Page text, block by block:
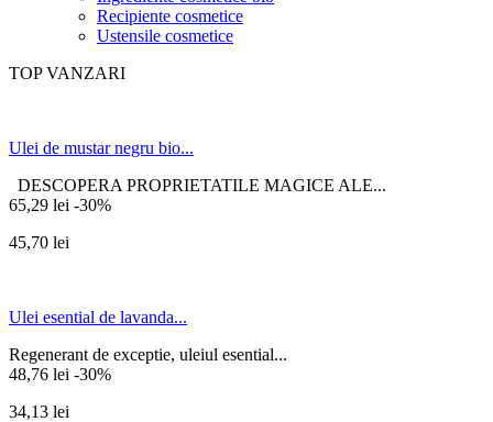
Recipiente cosmetice
Ustensile cosmetice
TOP VANZARI
Ulei de mustar negru bio...
DESCOPERA PROPRIETATILE MAGICE ALE...
65,29 lei -30%
45,70 lei
Ulei esential de lavanda...
Regenerant de exceptie, uleiul esential...
48,76 lei -30%
34,13 lei